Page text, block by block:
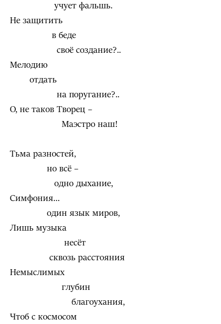
учует фальшь.
Не защитить
в беде
своё создание?..
Мелодию
отдать
на поругание?..
О, не таков Творец –
Маэстро наш!
Тьма разностей,
но всё –
одно дыхание,
Симфония…
один язык миров,
Лишь музыка
несёт
сквозь расстояния
Немыслимых
глубин
благоухания,
Чтоб с космосом